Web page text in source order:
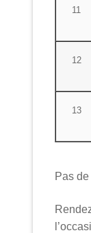
11
12
13
Pas